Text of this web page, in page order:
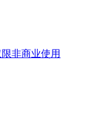
非商业使用